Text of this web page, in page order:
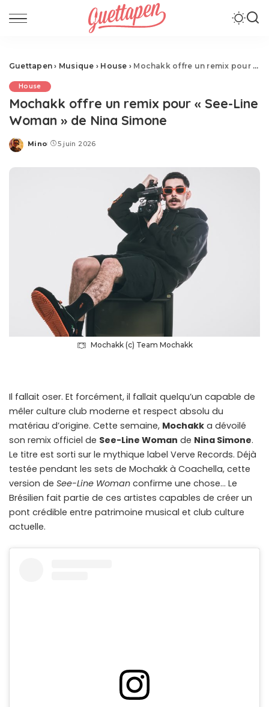
Guettapen › Musique › House › Mochakk offre un remix pour « See-Line Woman » de Nina Simone
House
Mochakk offre un remix pour « See-Line
Woman » de Nina Simone
Posted
Mino 5 juin 2026
Mochakk (c) Team Mochakk
Il fallait oser. Et forcément, il fallait quelqu’un capable de
mêler culture club moderne et respect absolu du
matériau d’origine. Cette semaine, Mochakk a dévoilé
son remix officiel de See-Line Woman de Nina Simone.
Le titre est sorti sur le mythique label Verve Records. Déjà
testée pendant les sets de Mochakk à Coachella, cette
version de See-Line Woman confirme une chose… Le
Brésilien fait partie de ces artistes capables de créer un
pont crédible entre patrimoine musical et club culture
actuelle.